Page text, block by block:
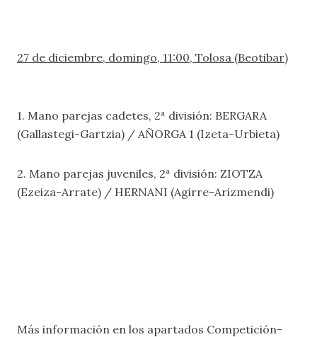
27 de diciembre, domingo, 11:00, Tolosa (Beotibar)
1. Mano parejas cadetes, 2ª división: BERGARA
(Gallastegi-Gartzia) / AÑORGA 1 (Izeta-Urbieta)
2. Mano parejas juveniles, 2ª división: ZIOTZA
(Ezeiza-Arrate) / HERNANI (Agirre-Arizmendi)
Más información en los apartados Competición-